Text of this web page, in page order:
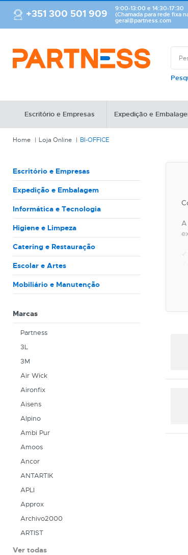
+351 300 501 909
9:00-13:00 e 14:30-17:30
(Chamada para rede fixa
geral@partness.com
Escritório e Empresas Expedição e
Home Loja Online BI-OFFICE
Escritório e Empresas
Expedição e Embalagem
Informática e Tecnologia
Higiene e Limpeza
Catering e Restauração
Escolar e Artes
Mobiliário e Manutenção
Marcas
Partness
3L
3M
Air Wick
Aironfix
Aisens
Alpino
Ambi Pur
Amoos
Ancor
ANTARTIK
APLI
Approx
Archivo2000
ARTIST
Ver todas